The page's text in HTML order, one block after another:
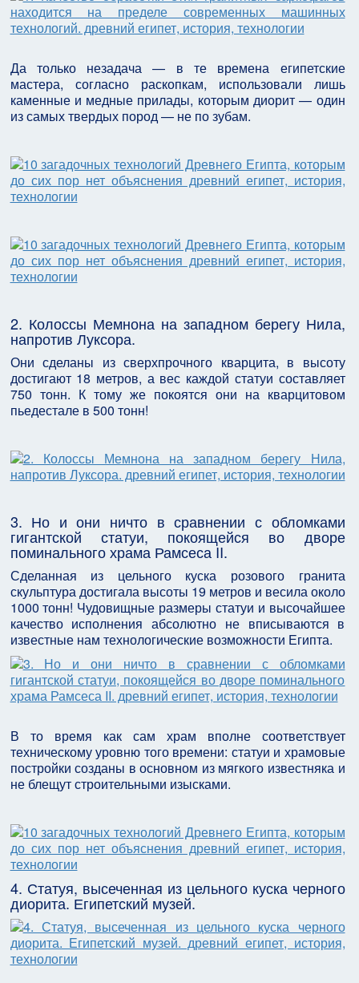
Да только незадача — в те времена египетские
мастера, согласно раскопкам, использовали лишь
каменные и медные прилады, которым диорит — один
из самых твердых пород — не по зубам.
2. Колоссы Мемнона на западном берегу Нила,
напротив Луксора.
Они сделаны из сверхпрочного кварцита, в высоту
достигают 18 метров, а вес каждой статуи составляет
750 тонн. К тому же покоятся они на кварцитовом
пьедестале в 500 тонн!
3. Но и они ничто в сравнении с обломками
гигантской статуи, покоящейся во дворе
поминального храма Рамсеса II.
Сделанная из цельного куска розового гранита
скульптура достигала высоты 19 метров и весила около
1000 тонн! Чудовищные размеры статуи и высочайшее
качество исполнения абсолютно не вписываются в
известные нам технологические возможности Египта.
В то время как сам храм вполне соответствует
техническому уровню того времени: статуи и храмовые
постройки созданы в основном из мягкого известняка и
не блещут строительными изысками.
4. Статуя, высеченная из цельного куска черного
диорита. Египетский музей.